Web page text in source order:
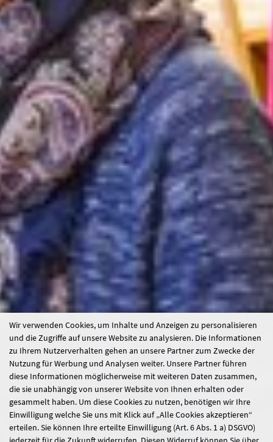
Wir verwenden Cookies, um Inhalte und Anzeigen zu personalisieren
und die Zugriffe auf unsere Website zu analysieren. Die Informationen
zu Ihrem Nutzerverhalten gehen an unsere Partner zum Zwecke der
Nutzung für Werbung und Analysen weiter. Unsere Partner führen
diese Informationen möglicherweise mit weiteren Daten zusammen,
die sie unabhängig von unserer Website von Ihnen erhalten oder
gesammelt haben. Um diese Cookies zu nutzen, benötigen wir Ihre
Einwilligung welche Sie uns mit Klick auf „Alle Cookies akzeptieren“
erteilen. Sie können Ihre erteilte Einwilligung (Art. 6 Abs. 1 a) DSGVO)